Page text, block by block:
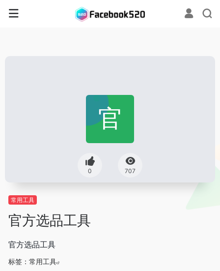
0 707
常用工具
官方选品工具
官方选品工具
标签： 常用工具